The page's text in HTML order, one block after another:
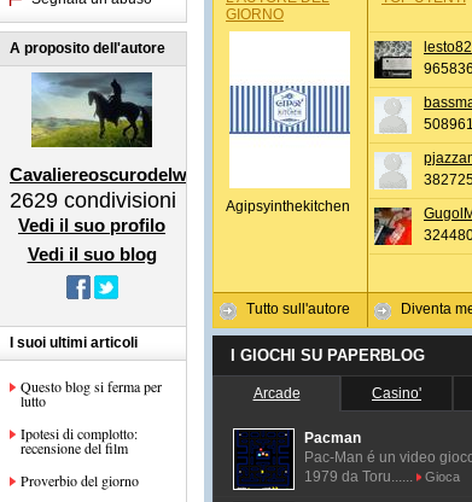
A proposito dell'autore
Cavaliereoscurodelweb
2629 condivisioni
Vedi il suo profilo
Vedi il suo blog
I suoi ultimi articoli
Questo blog si ferma per
lutto
Ipotesi di complotto:
recensione del film
Proverbio del giorno
GIORNO
Agipsyinthekitchen
Tutto sull'autore
lesto82
Diventa
I GIOCHI SU PAPERBLOG
Arcade Casino'
Pacman
Pac-Man é un video
1979 da Toru......
Gioca